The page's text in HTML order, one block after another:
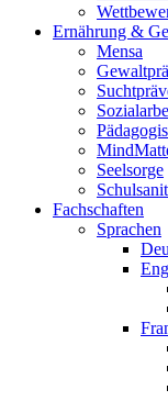
Ernährung &
Mensa
Seelsorge
Fachschaften
Sprachen